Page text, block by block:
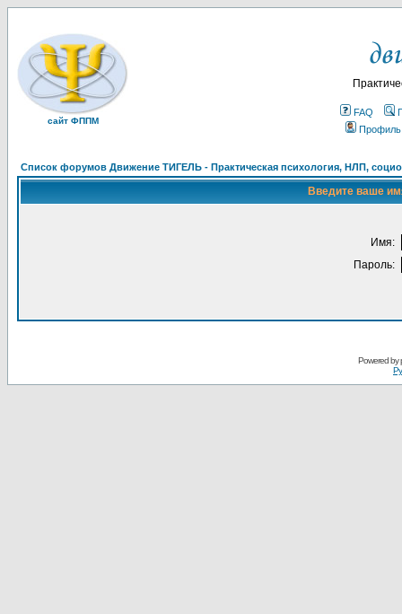
сайт ФППМ
FAQ
Профиль
Список форумов Движение ТИГЕЛЬ - Практическая психология, НЛП,
Введите ваше
Имя:
Пароль:
Powered by